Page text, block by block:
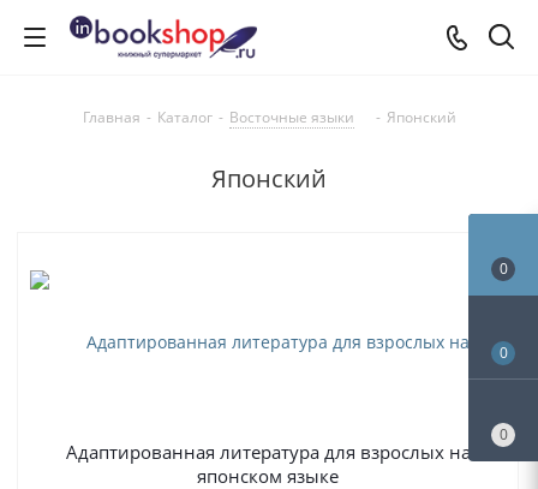
Главная - Каталог - Восточные языки - Японский
Японский
Адаптированная литература для взрослых на
японском языке
0
0
0